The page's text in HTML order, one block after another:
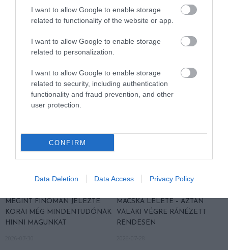
I want to allow Google to enable storage
related to functionality of the website or app.
I want to allow Google to enable storage
related to personalization.
I want to allow Google to enable storage
related to security, including authentication
functionality and fraud prevention, and other
user protection.
CONFIRM
Data Deletion Data Access Privacy Policy
ALATTA A TERMÉSZETTEL?
HÉTKÖZNAPI MADARAK ÉS
PILLANGÓK CSENDES
ELTŰNÉSE A NAGYOBB
A TUDÓSOK 262 ÚJ FAJT
MEGINT FINOMAN JELEZTE:
KORAI MÉG MINDENTUDÓNAK
HINNI MAGUNKAT
ÖTVEN ÉVIG ROSSZ NÉVEN
MACSKA LELETE – AZTÁN
VALAKI VÉGRE RÁNÉZETT
RENDESEN